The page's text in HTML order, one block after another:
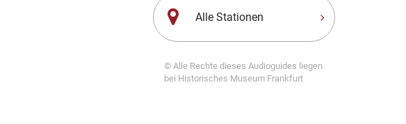
Alle Stationen
© Alle Rechte dieses Audioguides liegen
bei Historisches Museum Frankfurt